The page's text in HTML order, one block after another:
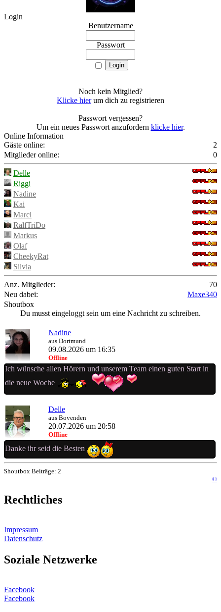
Login
Benutzername
Passwort
Noch kein Mitglied?
Klicke hierum dich zu registrieren
Passwort vergessen?
Um ein neues Passwort anzufordern klicke hier.
Online Information
Gäste online:
2
Mitglieder online:
0
Delle
Riggi
Nadine
Kai
Marci
RalfTriDo
Markus
Olaf
CheekyRat
Silvia
Anz. Mitglieder:
70
Neu dabei:
Maxe340
Shoutbox
Du musst eingeloggt sein um eine Nachricht zu schreiben.
Nadine
aus Dortmund
09.08.2026 um 16:35
Offline
Ich wünsche allen Hörern und unserem Team einen guten Start in
die neue Woche
Delle
aus Bovenden
20.07.2026 um 20:58
Offline
Danke ihr seid die Besten
Shoutbox Beiträge: 2
©
Rechtliches
Impressum
Datenschutz
Soziale Netzwerke
Facebook
Facebook